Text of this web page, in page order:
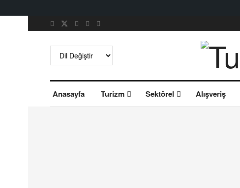
Anasayfa Turizm Sektörel Alışveriş